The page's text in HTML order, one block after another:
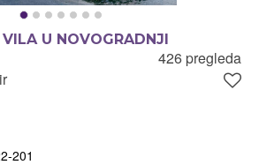
U NOVOGRADNJI
426 pregleda
201